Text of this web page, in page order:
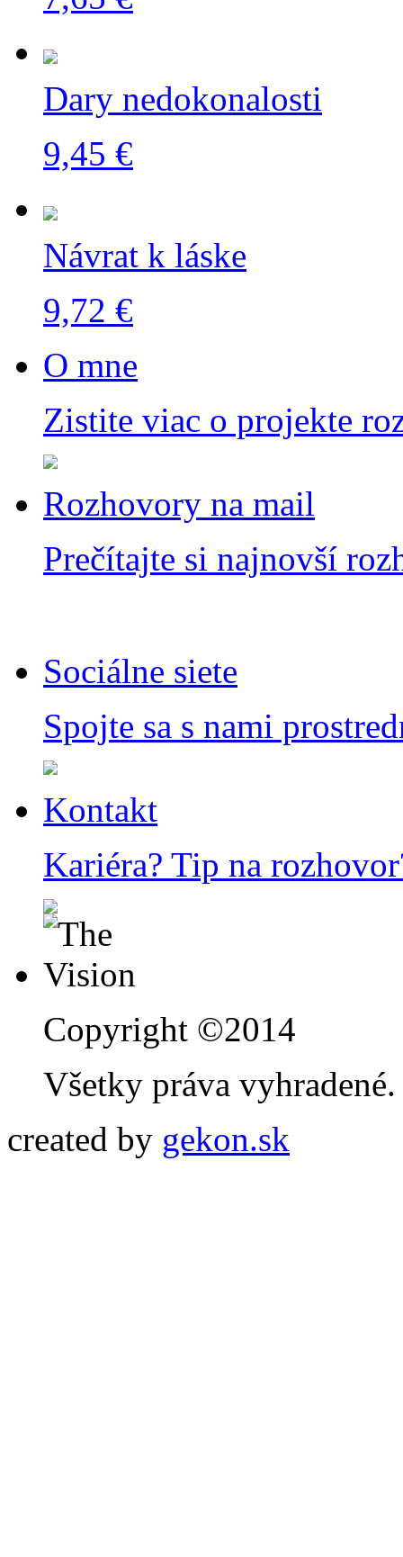
Dary nedokonalosti
9,45 €
Návrat k láske
9,72 €
O mne
Zistite viac o projekte
Rozhovory na mail
Prečítajte si najnovší
Sociálne siete
Spojte sa s nami
Kontakt
Kariéra? Tip na
Copyright ©2014
Všetky práva vyhradené.
created by gekon.sk